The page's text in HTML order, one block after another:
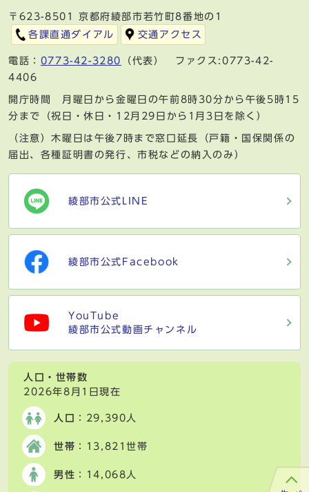
〒623-8501 京都府綾部市若竹町8番地の1
各課直通ダイアル
交通アクセス
電話： 0773-42-3280
（代表） ファクス:0773-42-
4406
開庁時間 月曜日から金曜日の午前8時30分から午後5時15
分まで（祝日・休日・12月29日から1月3日を除く）
（注意）木曜日は午後7時まで窓口延長（戸籍・国保関係の
届出、各種証明書の発行、市税などの納入のみ）
綾部市公式LINE
綾部市公式Facebook
YouTube
綾部市公式動画チャンネル
人口・世帯数
2026年8月1日現在
人口 ：29,390人
世帯 ：13,821世帯
男性 ：14,068人